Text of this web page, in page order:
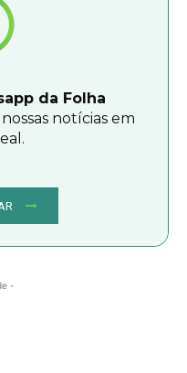
da Folha
notícias em
-